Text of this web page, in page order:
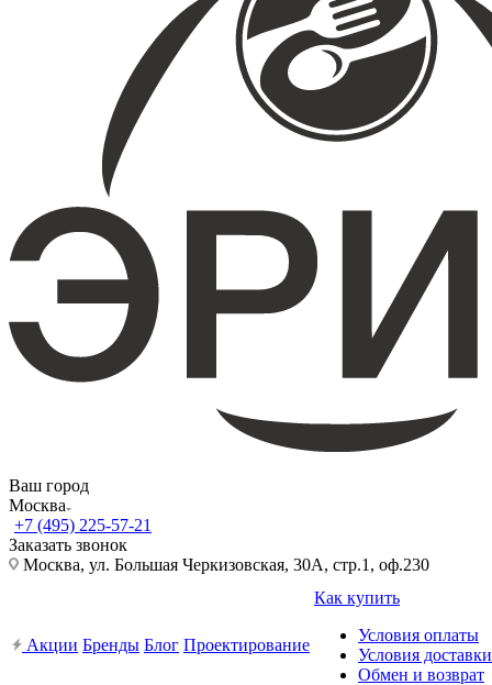
Ваш город
Москва
+7 (495) 225-57-21
Заказать звонок
Москва, ул. Большая Черкизовская, 30А, стр.1, оф.230
Акции Бренды Блог Проектирование
Как купить
Условия оплаты
Условия доставки
Обмен и возврат